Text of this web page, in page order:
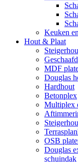
Keuken
Hout & Plaat
MDF
Douglas
Hardhout
Betonplex
Multiplex
OSB
Douglas
schuindak